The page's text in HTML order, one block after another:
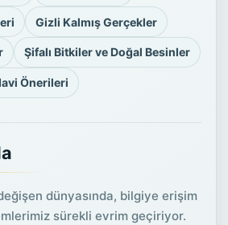
Gizli Kalmış Gerçekler
Şifalı Bitkiler ve Doğal Besinler
Önerileri
dünyasında, bilgiye erişim
sürekli evrim geçiriyor.